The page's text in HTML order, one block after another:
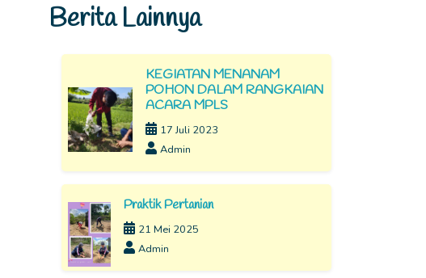
Berita Lainnya
KEGIATAN MENANAM
POHON DALAM RANGKAIAN
ACARA MPLS
17 Juli 2023
Admin
Praktik Pertanian
21 Mei 2025
Admin